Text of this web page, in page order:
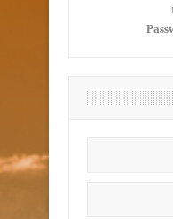
من التوفيق